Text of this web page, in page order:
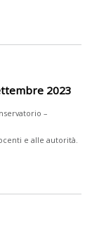
2023
–
e alle autorità.